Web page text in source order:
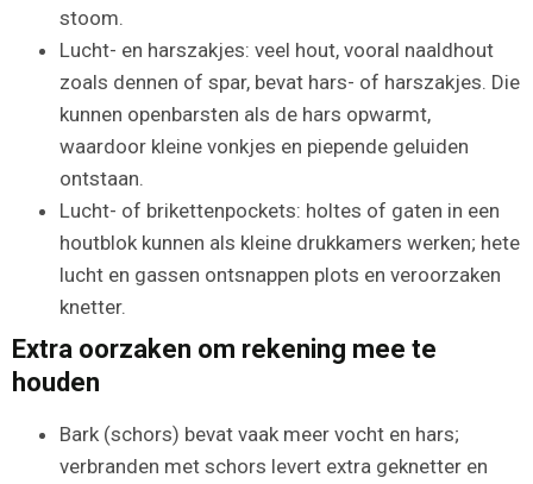
stoom.
Lucht- en harszakjes: veel hout, vooral naaldhout
zoals dennen of spar, bevat hars- of harszakjes. Die
kunnen openbarsten als de hars opwarmt,
waardoor kleine vonkjes en piepende geluiden
ontstaan.
Lucht- of brikettenpockets: holtes of gaten in een
houtblok kunnen als kleine drukkamers werken; hete
lucht en gassen ontsnappen plots en veroorzaken
knetter.
Extra oorzaken om rekening mee te
houden
Bark (schors) bevat vaak meer vocht en hars;
verbranden met schors levert extra geknetter en